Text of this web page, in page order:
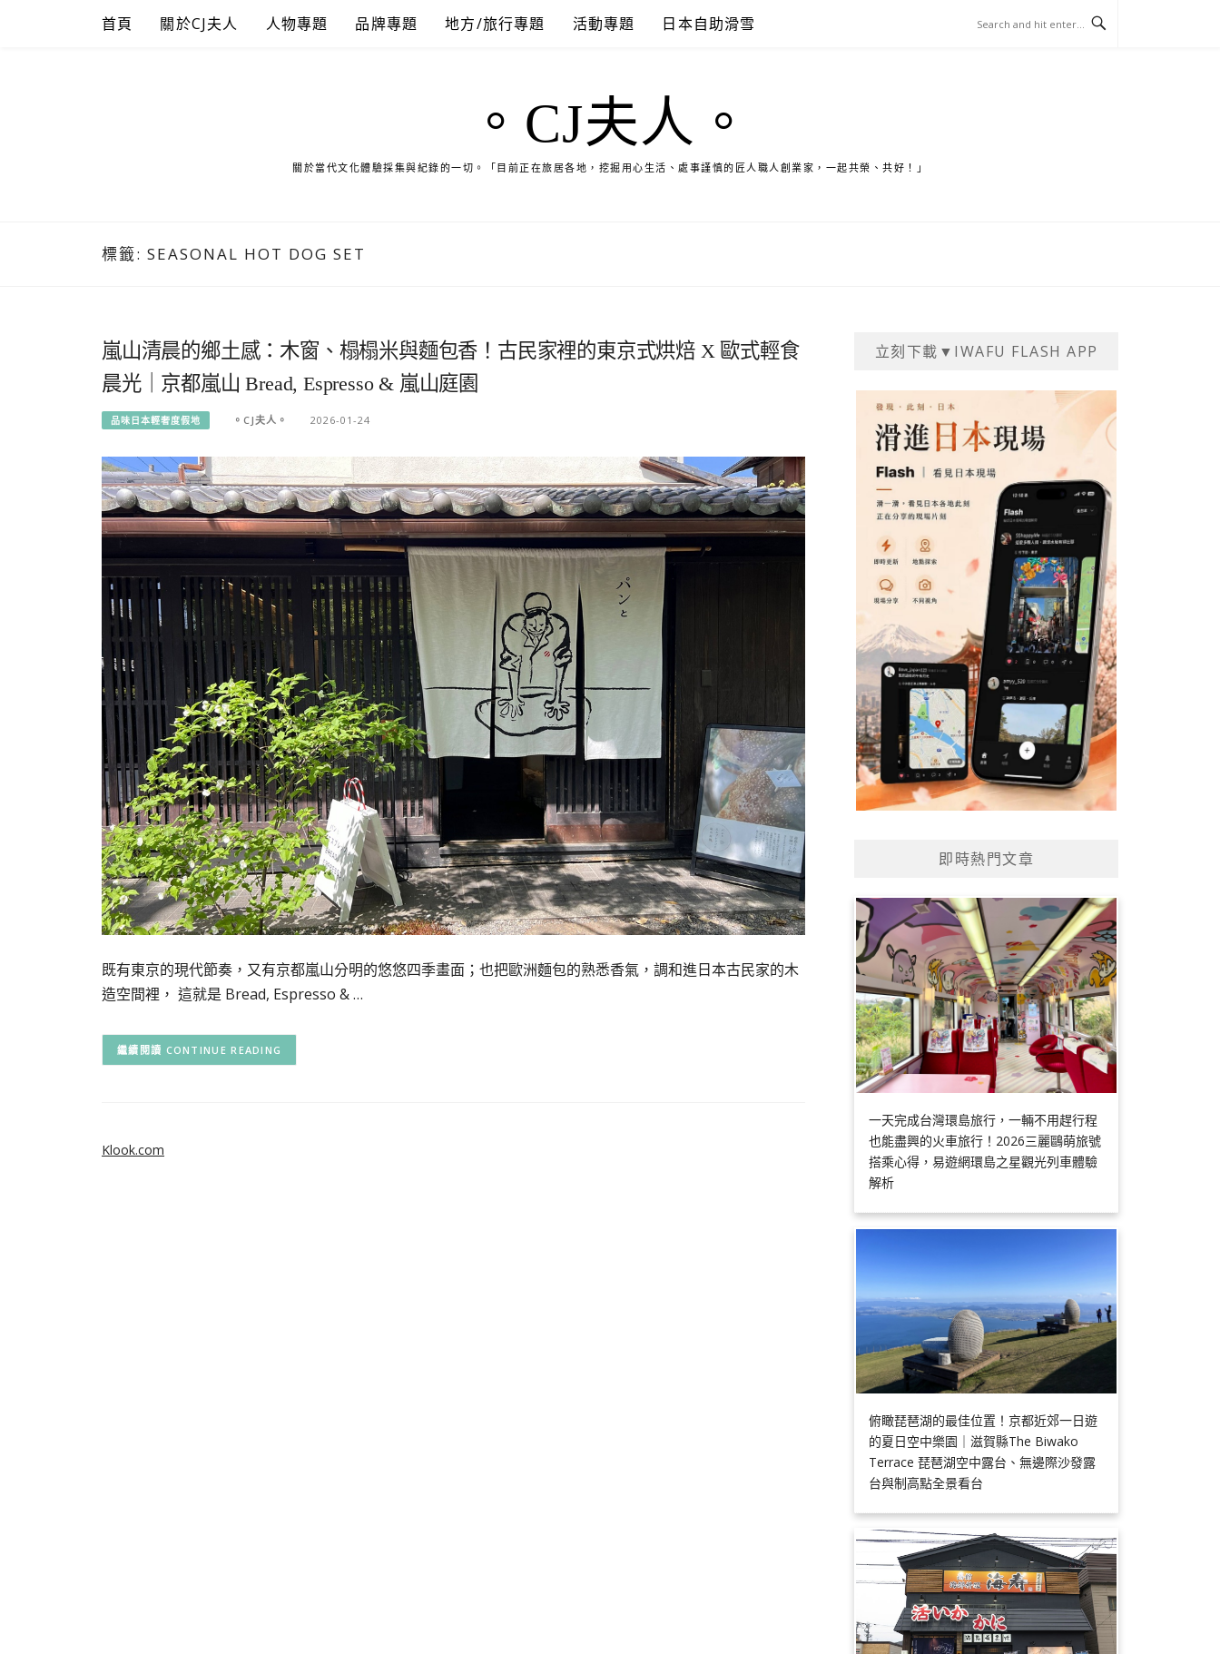
首頁 關於CJ夫人 人物專題 品牌專題 地方/旅行專題 活動專題 日本自助滑雪
。CJ夫人。
關於當代文化體驗採集與紀錄的一切。「目前正在旅居各地，挖掘用心生活、處事謹慎的匠人職人創業家，一起共榮、共好！」
標籤: SEASONAL HOT DOG SET
嵐山清晨的鄉土感：木窗、榻榻米與麵包香！古民家裡的東京式烘焙 X 歐式輕食
晨光｜京都嵐山 Bread, Espresso & 嵐山庭園
品味日本輕奢度假地 。CJ夫人。 2026-01-24
既有東京的現代節奏，又有京都嵐山分明的悠悠四季畫面；也把歐洲麵包的熟悉香氣，調和進日本古民家的木
造空間裡， 這就是 Bread, Espresso & …
CONTINUE READING
立刻下載▼IWAFU FLASH APP
即時熱門文章
一天完成台灣環島旅行，一輛不用趕行程
也能盡興的火車旅行！2026三麗鷗萌旅號
搭乘心得，易遊網環島之星觀光列車體驗
解析
俯瞰琵琶湖的最佳位置！京都近郊一日遊
的夏日空中樂園｜滋賀縣The Biwako
Terrace 琵琶湖空中露台、無邊際沙發露
台與制高點全景看台
Klook.com